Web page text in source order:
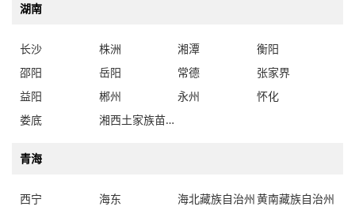
湖南
长沙 株洲 湘潭
衡阳
邵阳
岳阳 常德
张家界
益阳
郴州 永州
怀化
娄底
湘西土家族苗族自治州
青海
西宁 海东 海北藏族自治州黄南藏族自治州